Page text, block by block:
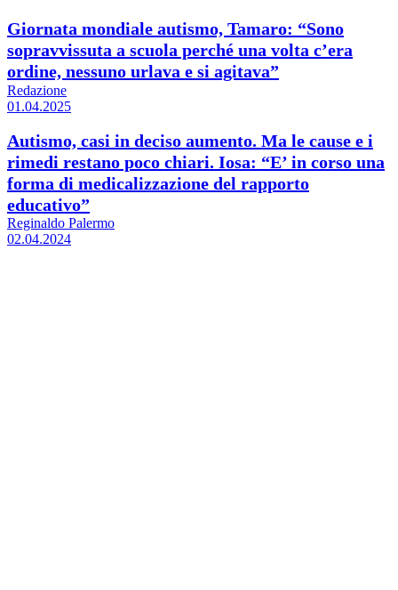
Giornata mondiale autismo, Tamaro: “Sono
sopravvissuta a scuola perché una volta c’era
ordine, nessuno urlava e si agitava”
Redazione
01.04.2025
Autismo, casi in deciso aumento. Ma le cause e i
rimedi restano poco chiari. Iosa: “E’ in corso una
forma di medicalizzazione del rapporto
educativo”
Reginaldo Palermo
02.04.2024